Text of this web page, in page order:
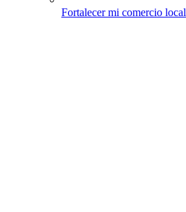
Fortalecer mi comercio local